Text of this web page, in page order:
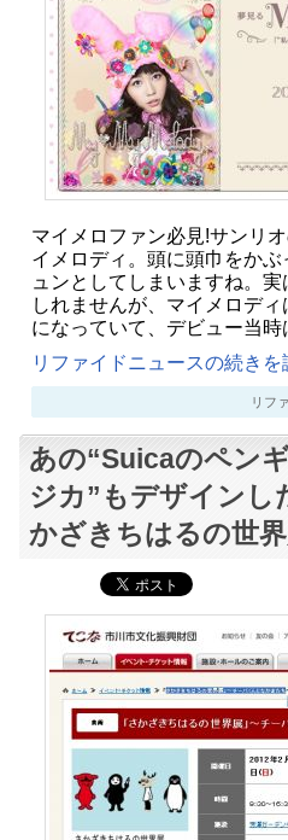
マイメロファン必見!サンリ
イメロディ。頭に頭巾をか
ュンとしてしまいますね。
しれませんが、マイメロデ
になっていて、デビュー当
リファイドニュースの続きを
リファ
あの“Suicaのペン
ジカ”もデザインし
かざきちはるの世界